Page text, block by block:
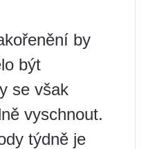
by
být
se však
vyschnout.
týdně je